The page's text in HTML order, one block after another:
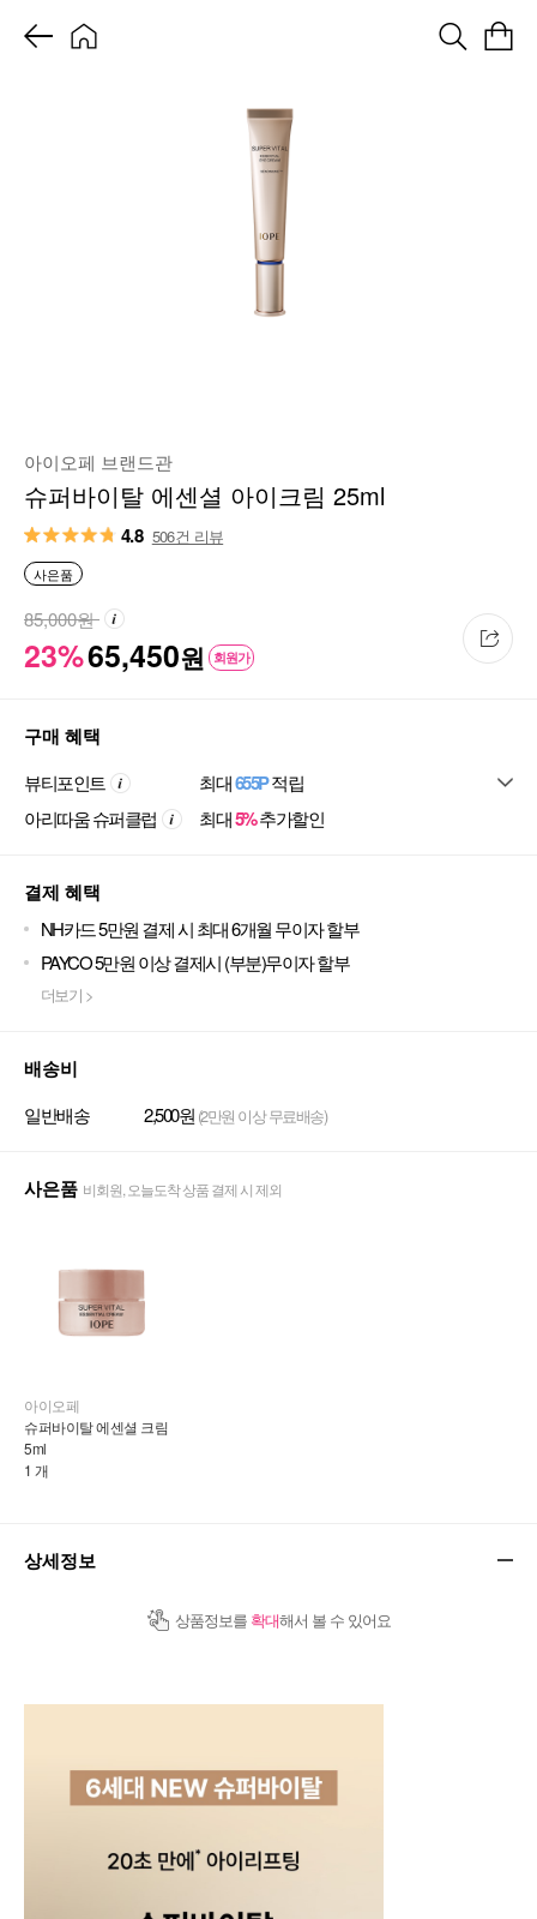
아이오페 브랜드관
슈퍼바이탈 에센셜 아이크림 25ml
4.8 506건 리뷰
사은품
23%65,450원 회원가
85,000원
구매 혜택
뷰티포인트 최대655P적립
아리따움 슈퍼클럽
최대5%추가할인
결제 혜택
NH카드 5만원 결제 시 최대 6개월 무이자 할부
PAYCO 5만원 이상 결제시 (부분)무이자 할부
더보기 >
배송비
일반배송 2,500원 (2만원 이상 무료배송)
사은품 비회원, 오늘도착 상품 결제 시 제외
아이오페
슈퍼바이탈 에센셜 크림
5ml
1 개
상세정보
상품정보를 확대해서 볼 수 있어요